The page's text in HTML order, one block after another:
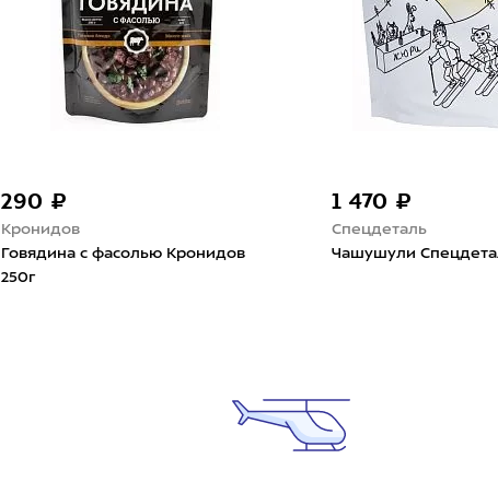
290 ₽
Кронидов
Говядина с фасолью Кронидов
250г
1 470 ₽
Спецдеталь
Чашушули